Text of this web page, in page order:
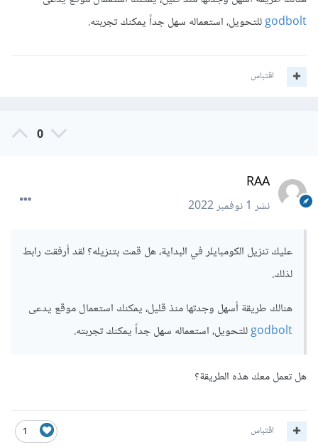
godboltللتحويل، استعماله سهل جداً يمكنك تجربته.
اقتباس
0
RAA
نشر1 نوفمبر 2022
عليك تنزيل الكومبايلر في البداية، هل قمت بتنزيله؟ لقد أرفقت رابط
لذلك.
هنالك طريقة أسهل وجدتها منذ قليل، يمكنك استعمال موقع يدعى
godboltللتحويل، استعماله سهل جداً يمكنك تجربته.
هل تعمل معك هذه الطريقة؟
1 اقتباس